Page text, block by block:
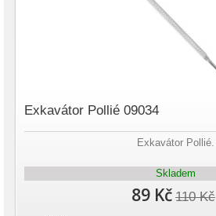
Exkavátor Pollié 09034
Exkavátor Pollié.
Skladem
89 Kč 110 Kč